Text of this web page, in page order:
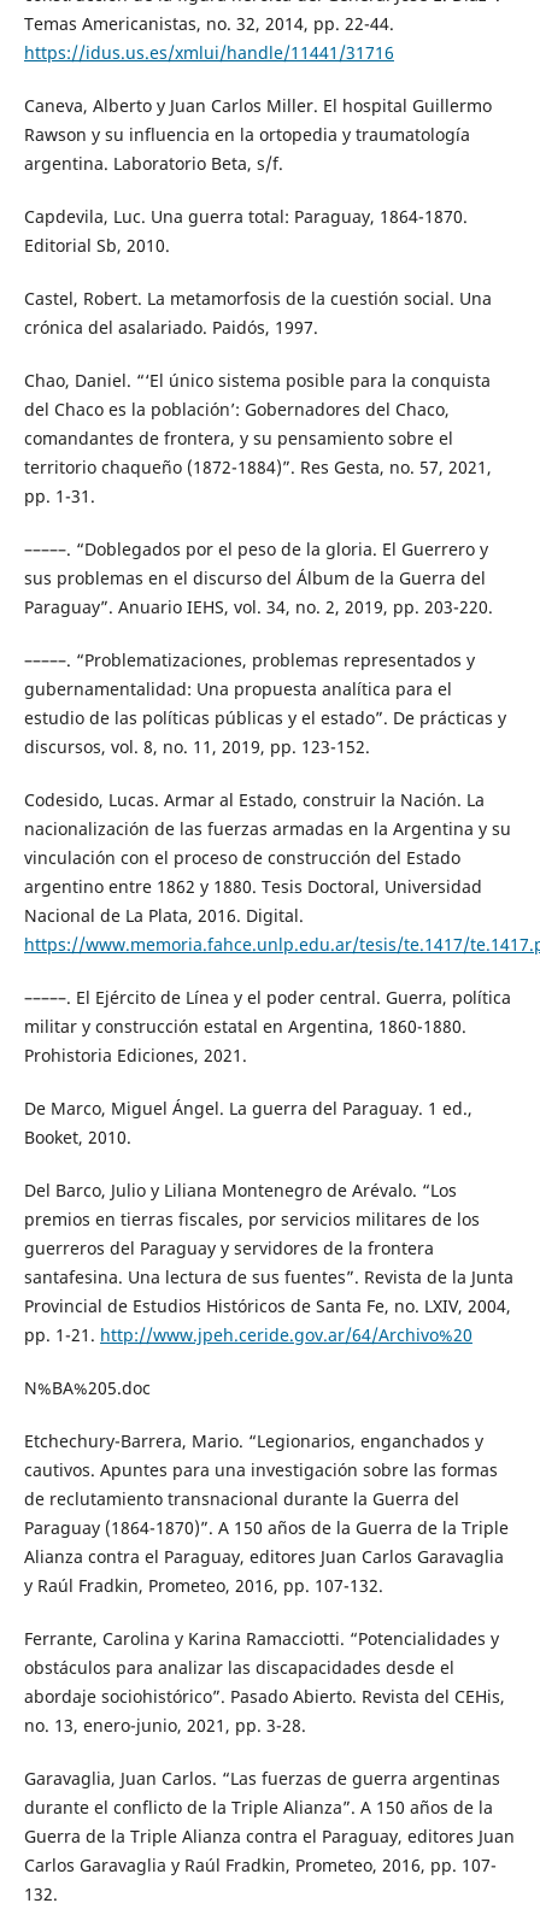
Temas Americanistas, no. 32, 2014, pp. 22-44.
https://idus.us.es/xmlui/handle/11441/31716
Caneva, Alberto y Juan Carlos Miller. El hospital Guillermo
Rawson y su influencia en la ortopedia y traumatología
argentina. Laboratorio Beta, s/f.
Capdevila, Luc. Una guerra total: Paraguay, 1864-1870.
Editorial Sb, 2010.
Castel, Robert. La metamorfosis de la cuestión social. Una
crónica del asalariado. Paidós, 1997.
Chao, Daniel. “‘El único sistema posible para la conquista
del Chaco es la población’: Gobernadores del Chaco,
comandantes de frontera, y su pensamiento sobre el
territorio chaqueño (1872-1884)”. Res Gesta, no. 57, 2021,
pp. 1-31.
–––––. “Doblegados por el peso de la gloria. El Guerrero y
sus problemas en el discurso del Álbum de la Guerra del
Paraguay”. Anuario IEHS, vol. 34, no. 2, 2019, pp. 203-220.
–––––. “Problematizaciones, problemas representados y
gubernamentalidad: Una propuesta analítica para el
estudio de las políticas públicas y el estado”. De prácticas y
discursos, vol. 8, no. 11, 2019, pp. 123-152.
Codesido, Lucas. Armar al Estado, construir la Nación. La
nacionalización de las fuerzas armadas en la Argentina y su
vinculación con el proceso de construcción del Estado
argentino entre 1862 y 1880. Tesis Doctoral, Universidad
Nacional de La Plata, 2016. Digital.
https://www.memoria.fahce.unlp.edu.ar/tesis/te.1417/
–––––. El Ejército de Línea y el poder central. Guerra, política
militar y construcción estatal en Argentina, 1860-1880.
Prohistoria Ediciones, 2021.
De Marco, Miguel Ángel. La guerra del Paraguay. 1 ed.,
Booket, 2010.
Del Barco, Julio y Liliana Montenegro de Arévalo. “Los
premios en tierras fiscales, por servicios militares de los
guerreros del Paraguay y servidores de la frontera
santafesina. Una lectura de sus fuentes”. Revista de la Junta
Provincial de Estudios Históricos de Santa Fe, no. LXIV, 2004,
pp. 1-21. http://www.jpeh.ceride.gov.ar/64/Archivo%20
N%BA%205.doc
Etchechury-Barrera, Mario. “Legionarios, enganchados y
cautivos. Apuntes para una investigación sobre las formas
de reclutamiento transnacional durante la Guerra del
Paraguay (1864-1870)”. A 150 años de la Guerra de la Triple
Alianza contra el Paraguay, editores Juan Carlos Garavaglia
y Raúl Fradkin, Prometeo, 2016, pp. 107-132.
Ferrante, Carolina y Karina Ramacciotti. “Potencialidades y
obstáculos para analizar las discapacidades desde el
abordaje sociohistórico”. Pasado Abierto. Revista del CEHis,
no. 13, enero-junio, 2021, pp. 3-28.
Garavaglia, Juan Carlos. “Las fuerzas de guerra argentinas
durante el conflicto de la Triple Alianza”. A 150 años de la
Guerra de la Triple Alianza contra el Paraguay, editores Juan
Carlos Garavaglia y Raúl Fradkin, Prometeo, 2016, pp. 107-
132.